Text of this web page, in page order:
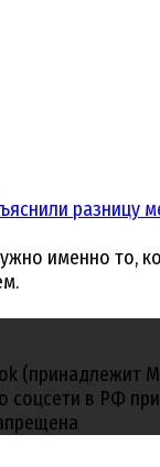
разницу
именно то,
(принадлежит
соцсети в РФ